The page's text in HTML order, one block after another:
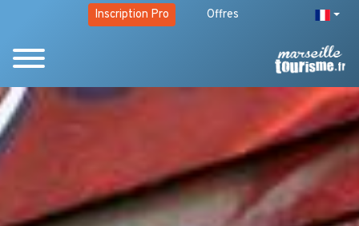
Inscription Pro Offres